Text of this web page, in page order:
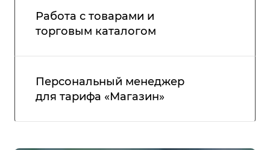
Работа с товарами и
торговым каталогом
Персональный менеджер
для тарифа «Магазин»